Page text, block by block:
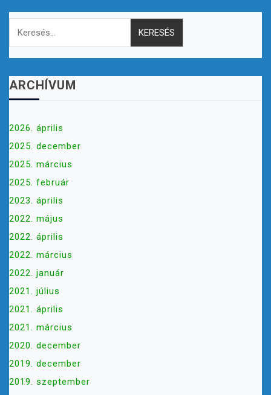
Keresés:
ARCHÍVUM
2026. április
2025. december
2025. március
2025. február
2023. április
2022. május
2022. április
2022. március
2022. január
2021. július
2021. április
2021. március
2020. december
2019. december
2019. szeptember